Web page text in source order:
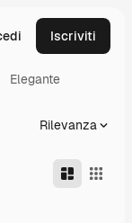
Iscriviti
Elegante
Rilevanza